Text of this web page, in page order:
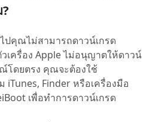
ปคุณไม่สามารถดาวน์เกรด
วเครื่อง Apple ไม่อนุญาตให้ดาวน์
โดยตรง คุณจะต้องใช้
iTunes, Finder หรือเครื่องมือ
เพื่อทำการดาวน์เกรด